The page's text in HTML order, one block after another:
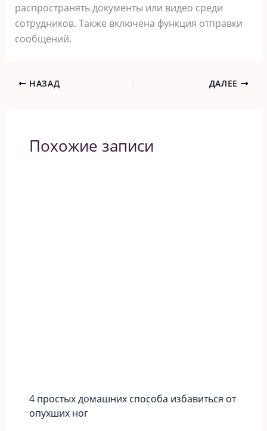
распространять документы или видео среди
сотрудников. Также включена функция отправки
сообщений.
НАЗАД ДАЛЕЕ
Похожие записи
4 простых домашних способа избавиться от
опухших ног